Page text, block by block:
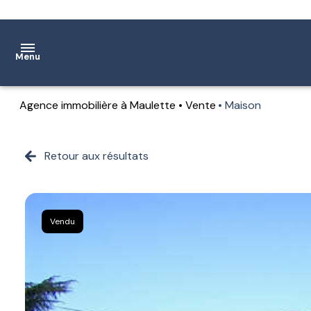
Menu
Ventes
Notre
agence
Contact
Agence immobilière à Maulette Vente Maison
Retour aux résultats
Vendu